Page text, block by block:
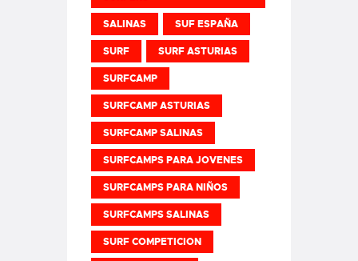
SALINAS SUF ESPAÑA
SURF SURF ASTURIAS
SURFCAMP
SURFCAMP ASTURIAS
SURFCAMP SALINAS
SURFCAMPS PARA JOVENES
SURFCAMPS PARA NIÑOS
SURFCAMPS SALINAS
SURF COMPETICION